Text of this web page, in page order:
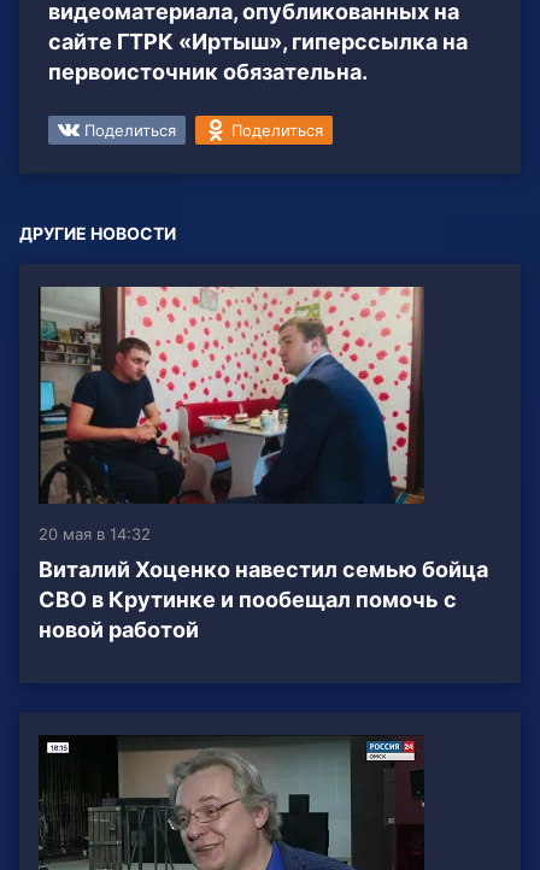
видеоматериала, опубликованных на
сайте ГТРК «Иртыш», гиперссылка на
первоисточник обязательна.
Поделиться Поделиться
ДРУГИЕ НОВОСТИ
20 мая в 14:32
Виталий Хоценко навестил семью бойца
СВО в Крутинке и пообещал помочь с
новой работой